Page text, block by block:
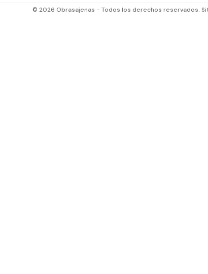
© 2026 Obrasajenas - Todos los derechos reservados.